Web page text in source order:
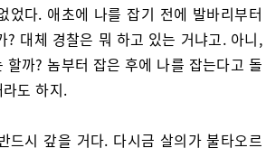
었다. 애초에 나를 잡기 전에 발바리부터
? 대체 경찰은 뭐 하고 있는 거냐고. 아니,
할까? 놈부터 잡은 후에 나를 잡는다고 돌
도 하지.
드시 갚을 거다. 다시금 살의가 불타오르